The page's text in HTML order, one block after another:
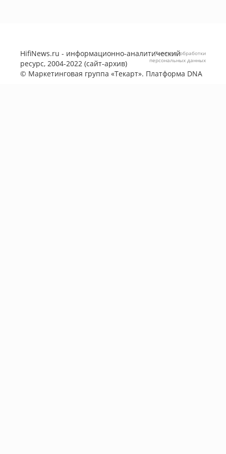
HifiNews.ru - информационно-аналитический
ресурс, 2004-2022 (сайт-архив)
© Маркетинговая группа «Текарт». Платформа DNA
Политика обработки
персональных данных